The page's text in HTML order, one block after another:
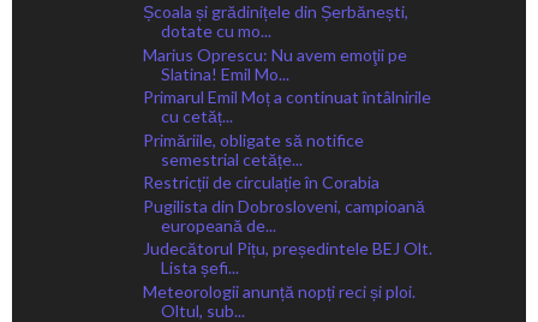
Școala și grădinițele din Șerbănești,
dotate cu mo...
Marius Oprescu: Nu avem emoţii pe
Slatina! Emil Mo...
Primarul Emil Moț a continuat întâlnirile
cu cetăț...
Primăriile, obligate să notifice
semestrial cetățe...
Restricții de circulație în Corabia
Pugilista din Dobrosloveni, campioană
europeană de...
Judecătorul Pițu, președintele BEJ Olt.
Lista șefi...
Meteorologii anunță nopți reci și ploi.
Oltul, sub...